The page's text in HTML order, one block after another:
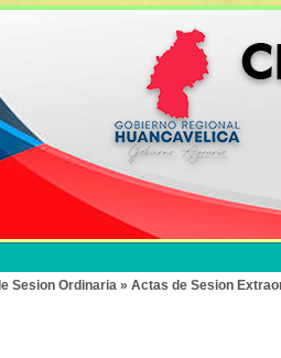
Sesion Ordinaria » Actas de Sesion